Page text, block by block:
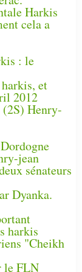
Harkis
cela a
: le
et
2012
Henry-
jean
sénateurs
Dyanka.
harkis
"Cheikh
le FLN